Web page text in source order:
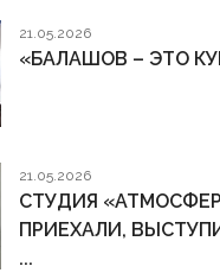
21.05.2026
«БАЛАШОВ – ЭТО
21.05.2026
СТУДИЯ
ПРИЕХАЛИ,
...